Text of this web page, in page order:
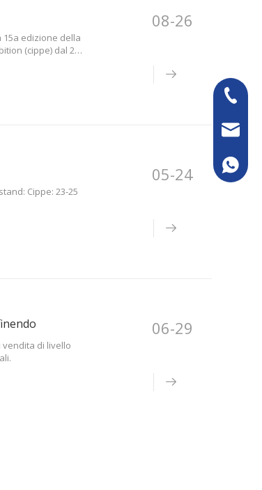
15a edizione della
(cippe) dal 23
08-26
Cippe: 23-25
05-24
di livello
06-29
+86-